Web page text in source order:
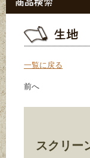
一覧に戻る
前へ
スクリー